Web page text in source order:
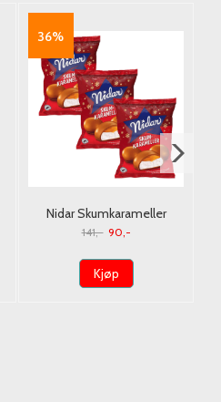
36%
Nidar Skumkarameller
190g*3st.
141,- 90,-
Kjøp